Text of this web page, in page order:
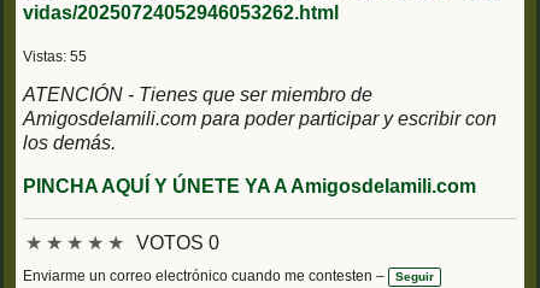
vidas/20250724052946053262.html
Vistas: 55
ATENCIÓN - Tienes que ser miembro de
Amigosdelamili.com para poder participar y escribir con
los demás.
PINCHA AQUÍ Y ÚNETE YA A Amigosdelamili.com
★ ★ ★ ★ ★ VOTOS 0
Enviarme un correo electrónico cuando me contesten – Seguir